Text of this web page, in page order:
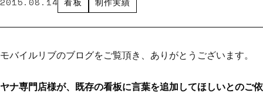
モバイルリブのブログをご覧頂き、ありがとうございます。
ヤナ専門店様が、既存の看板に言葉を追加してほしいとのご依